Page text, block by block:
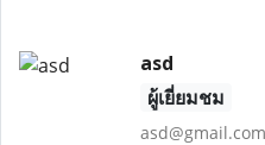
asd
ผู้เยี่ยมชม
asd@gmail.com